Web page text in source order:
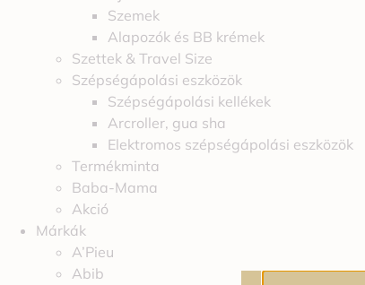
Szemek
Alapozók és BB krémek
Szettek & Travel Size
Szépségápolási eszközök
Szépségápolási kellékek
Arcroller, gua sha
Elektromos szépségápolási eszközök
Termékminta
Baba-Mama
Akció
Márkák
A’Pieu
Abib